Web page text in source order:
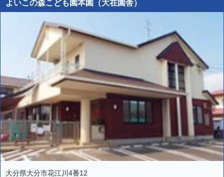
よいこの森こども園本園（大在園舎）
大分県大分市花江川4番12